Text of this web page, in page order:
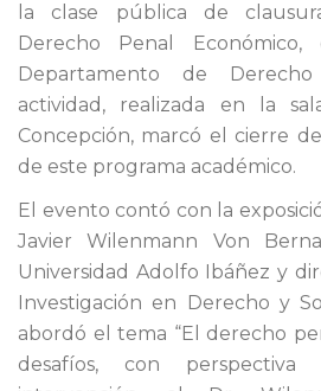
la clase pública de
Derecho Penal Económico,
Departamento de
actividad, realizada en la
Concepción, marcó el cierre
de este programa académico.
El evento contó con la
Javier Wilenmann Von
Universidad Adolfo Ibáñez y
Investigación en Derecho y
abordó el tema “El derecho
desafíos, con